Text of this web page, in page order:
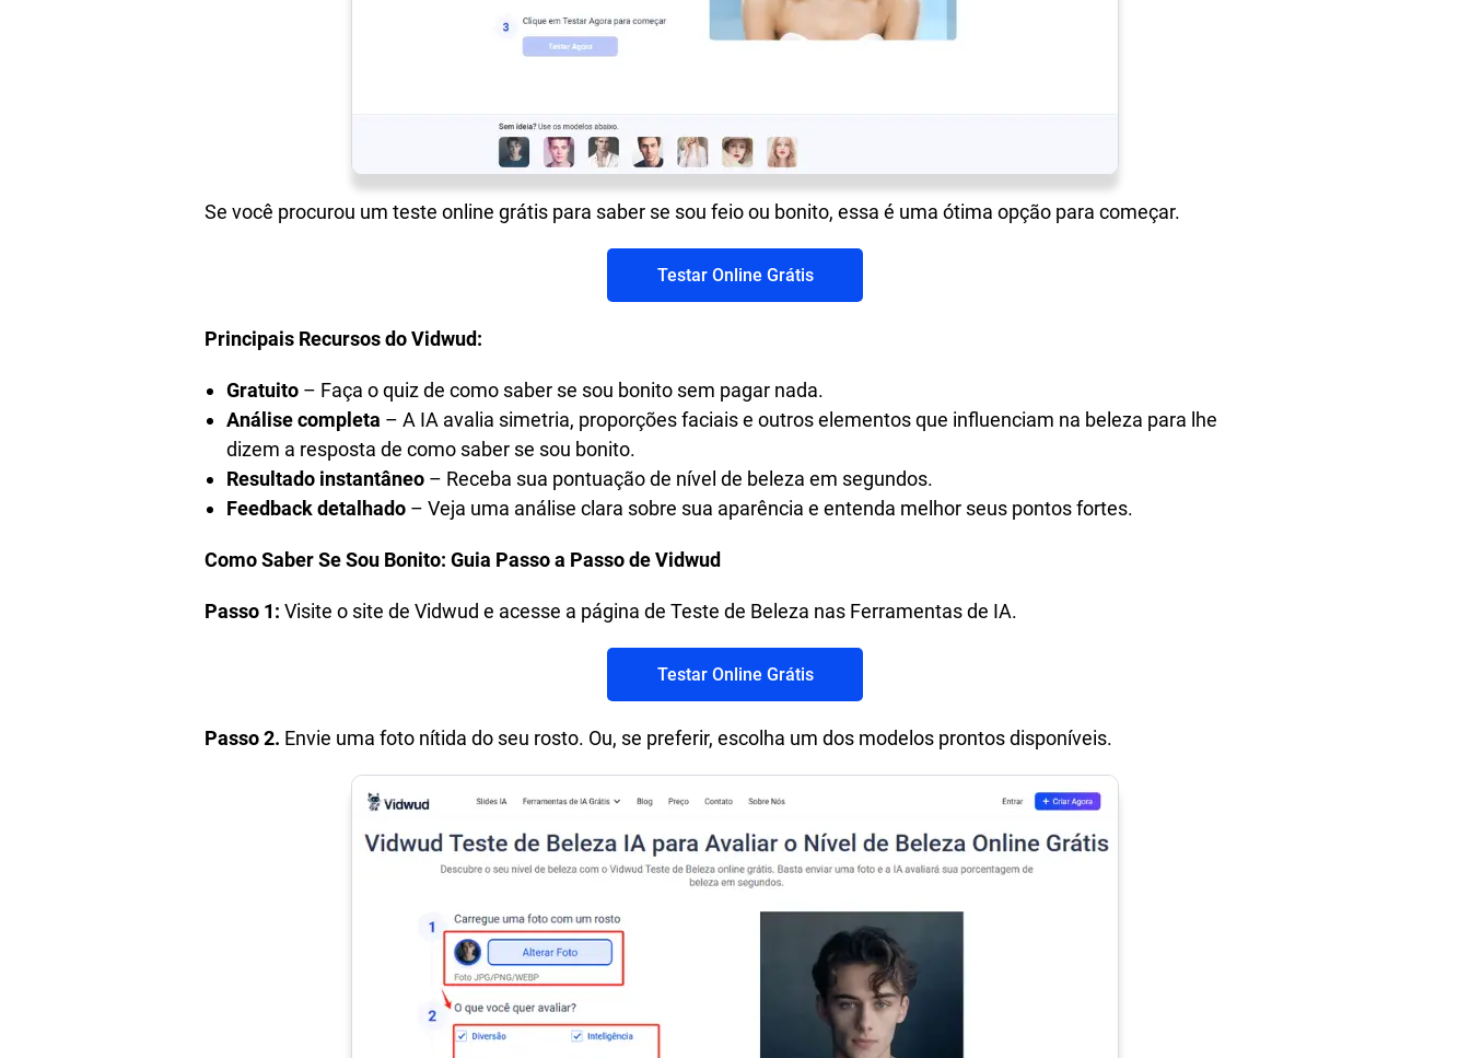
Se você procurou um teste online grátis para saber se sou feio ou bonito, essa é uma ótima opção para começar.
Testar Online Grátis
Principais Recursos do Vidwud:
Gratuito – Faça o quiz de como saber se sou bonito sem pagar nada.
Análise completa – A IA avalia simetria, proporções faciais e outros elementos que influenciam na beleza para lhe
dizem a resposta de como saber se sou bonito.
Resultado instantâneo – Receba sua pontuação de nível de beleza em segundos.
Feedback detalhado – Veja uma análise clara sobre sua aparência e entenda melhor seus pontos fortes.
Como Saber Se Sou Bonito: Guia Passo a Passo de Vidwud
Passo 1: Visite o site de Vidwud e acesse a página de Teste de Beleza nas Ferramentas de IA.
Testar Online Grátis
Passo 2. Envie uma foto nítida do seu rosto. Ou, se preferir, escolha um dos modelos prontos disponíveis.